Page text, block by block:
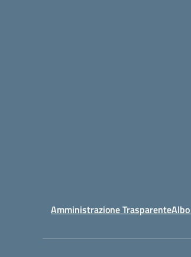
Amministrazione Trasparente